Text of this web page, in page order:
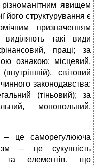
явищем
його структурування є
призначенням
виділяють такі види
праці; за
ознакою: місцевий,
світовий
законодавства:
(тіньовий); за
монопольний,
це саморегулююча
– це сукупність
та елементів, що